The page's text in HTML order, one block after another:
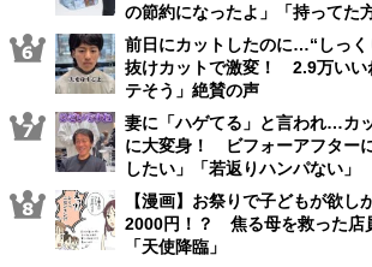
の節約になったよ」「持ってた
前日にカットしたのに…“しっ
抜けカットで激変！ 2.9万いい
テそう」絶賛の声
妻に「ハゲてる」と言われ…カ
に大変身！ ビフォーアフター
したい」「若返りハンパない」
【漫画】お祭りで子どもが欲し
2000円！？ 焦る母を救った店
「天使降臨」